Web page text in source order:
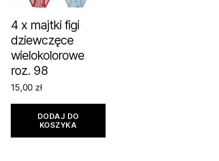
4 x majtki figi
dziewczęce
wielokolorowe
roz. 98
15,00 zł
DODAJ DO
KOSZYKA